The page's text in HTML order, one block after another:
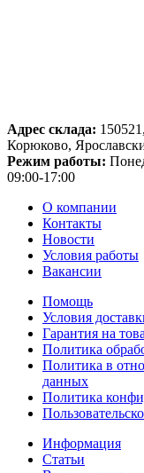
Адрес склада:
Корюково,
Режим работы:
09:00-17:00
О компании
Контакты
Новости
Условия работы
Вакансии
Помощь
Условия
Гарантия на
Политика
Политика в
данных
Политика
Информация
Статьи